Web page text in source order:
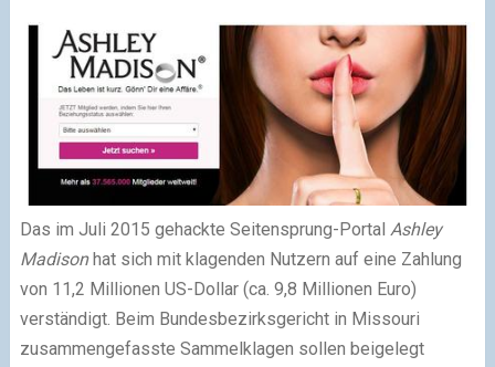
Das im Juli 2015 gehackte Seitensprung-Portal Ashley
Madisonhat sich mit klagenden Nutzern auf eine Zahlung
von 11,2 Millionen US-Dollar (ca. 9,8 Millionen Euro)
verständigt. Beim Bundesbezirksgericht in Missouri
zusammengefasste Sammelklagen sollen beigelegt